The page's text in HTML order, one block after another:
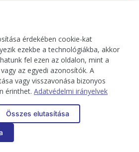
folyamatos monitorozása felől
innentől kezdve el fogunk menni
Ez a döntésünk hozhatja azt,
élni.
mellett nyilván pénzt kell
Lapozgatva a Remindot,
is látni. Kicsit
számban egy
Mercedes Maybach-hirdetés van.
érdekében cookie-kat
ezekbe a technológiákba, akkor
fel ezen az oldalon, mint a
az egyedi azonosítók. A
vagy visszavonása bizonyos
érinthet. Adatvédelmi irányelvek
Összes elutasítása